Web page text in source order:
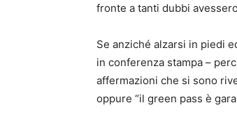
fronte a tanti dubbi
Se anziché alzarsi in piedi
in conferenza stampa –
affermazioni che si sono
oppure “il green pass è